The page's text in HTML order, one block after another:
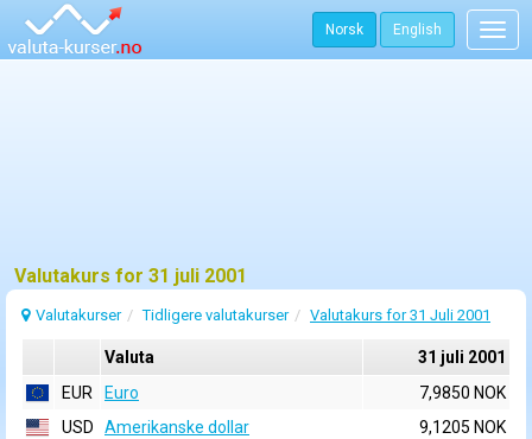
Norsk English
Valutakurs for 31 juli 2001
Valutakurser Tidligere valutakurser Valutakurs for 31 Juli 2001
Valuta
31 juli 2001
EUR
Euro
7,9850 NOK
USD
Amerikanske dollar
9,1205 NOK